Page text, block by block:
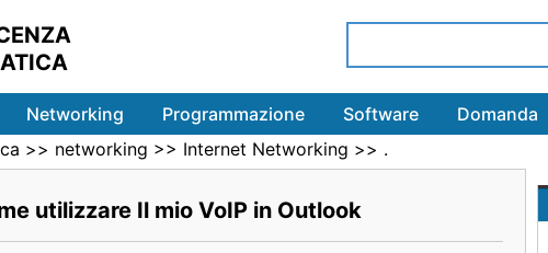
Networking Programmazione Software Domanda
>> networking >> Internet Networking >> .
utilizzare Il mio VoIP in Outlook